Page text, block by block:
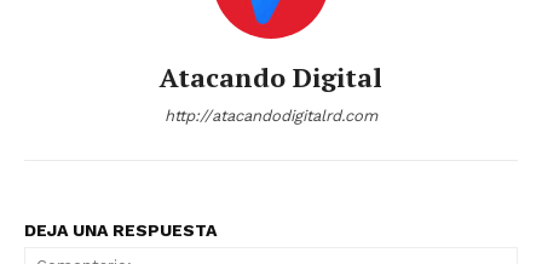
Atacando Digital
http://atacandodigitalrd.com
DEJA UNA RESPUESTA